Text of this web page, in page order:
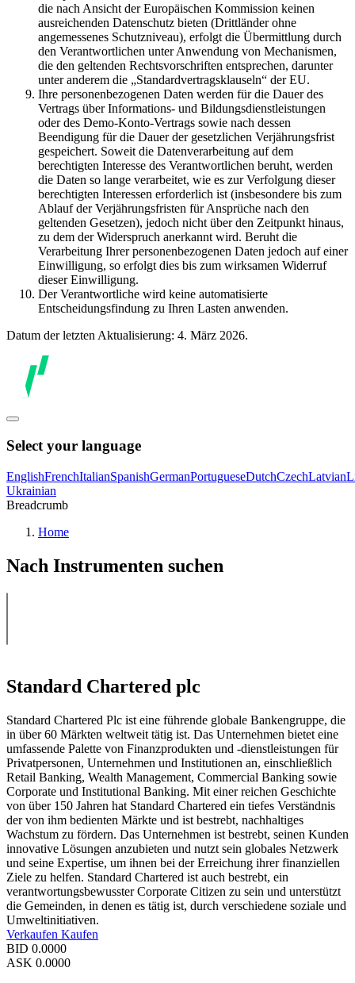
die nach Ansicht der Europäischen Kommission keinen
ausreichenden Datenschutz bieten (Drittländer ohne
angemessenes Schutzniveau), erfolgt die Übermittlung durch
den Verantwortlichen unter Anwendung von Mechanismen,
die den geltenden Rechtsvorschriften entsprechen, darunter
unter anderem die „Standardvertragsklauseln“ der EU.
Ihre personenbezogenen Daten werden für die Dauer des
Vertrags über Informations- und Bildungsdienstleistungen
oder des Demo-Konto-Vertrags sowie nach dessen
Beendigung für die Dauer der gesetzlichen Verjährungsfrist
gespeichert. Soweit die Datenverarbeitung auf dem
berechtigten Interesse des Verantwortlichen beruht, werden
die Daten so lange verarbeitet, wie es zur Verfolgung dieser
berechtigten Interessen erforderlich ist (insbesondere bis zum
Ablauf der Verjährungsfristen für Ansprüche nach den
geltenden Gesetzen), jedoch nicht über den Zeitpunkt hinaus,
zu dem der Widerspruch anerkannt wird. Beruht die
Verarbeitung Ihrer personenbezogenen Daten jedoch auf einer
Einwilligung, so erfolgt dies bis zum wirksamen Widerruf
dieser Einwilligung.
Der Verantwortliche wird keine automatisierte
Entscheidungsfindung zu Ihren Lasten anwenden.
Datum der letzten Aktualisierung: 4. März 2026.
Select your language
EnglishFrenchItalianSpanishGermanPortugueseDutchCzechLatvian
Ukrainian
Breadcrumb
Home
Nach Instrumenten suchen
Standard Chartered plc
Standard Chartered Plc ist eine führende globale Bankengruppe, die
in über 60 Märkten weltweit tätig ist. Das Unternehmen bietet eine
umfassende Palette von Finanzprodukten und -dienstleistungen für
Privatpersonen, Unternehmen und Institutionen an, einschließlich
Retail Banking, Wealth Management, Commercial Banking sowie
Corporate und Institutional Banking. Mit einer reichen Geschichte
von über 150 Jahren hat Standard Chartered ein tiefes Verständnis
der von ihm bedienten Märkte und ist bestrebt, nachhaltiges
Wachstum zu fördern. Das Unternehmen ist bestrebt, seinen Kunden
innovative Lösungen anzubieten und nutzt sein globales Netzwerk
und seine Expertise, um ihnen bei der Erreichung ihrer finanziellen
Ziele zu helfen. Standard Chartered ist auch bestrebt, ein
verantwortungsbewusster Corporate Citizen zu sein und unterstützt
die Gemeinden, in denen es tätig ist, durch verschiedene soziale und
Umweltinitiativen.
Verkaufen Kaufen
BID 0.0000
ASK 0.0000